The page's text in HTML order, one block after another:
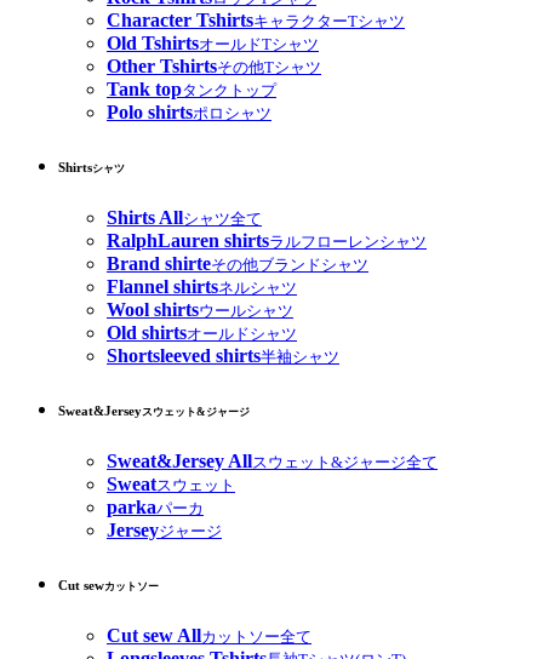
Character TshirtsキャラクターTシャツ
Old TshirtsオールドTシャツ
Other Tshirtsその他Tシャツ
Tank topタンクトップ
Polo shirtsポロシャツ
Shirtsシャツ
Shirts Allシャツ全て
RalphLauren shirtsラルフローレンシャツ
Brand shirteその他ブランドシャツ
Flannel shirtsネルシャツ
Wool shirtsウールシャツ
Old shirtsオールドシャツ
Shortsleeved shirts半袖シャツ
Sweat&Jerseyスウェット&ジャージ
Sweat&Jersey Allスウェット&ジャージ全て
Sweatスウェット
parkaパーカ
Jerseyジャージ
Cut sewカットソー
Cut sew Allカットソー全て